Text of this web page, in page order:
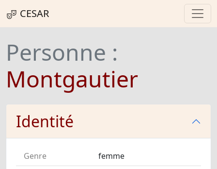
CESAR
Personne :
Montgautier
Identité
Genre
femme